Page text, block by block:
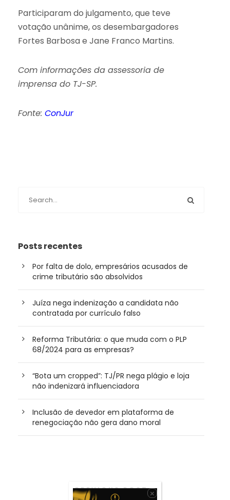
Participaram do julgamento, que teve
votação unânime, os desembargadores
Fortes Barbosa e Jane Franco Martins.
Com informações da assessoria de
imprensa do TJ-SP.
Fonte: ConJur
Posts recentes
Por falta de dolo, empresários acusados de
crime tributário são absolvidos
Juíza nega indenização a candidata não
contratada por currículo falso
Reforma Tributária: o que muda com o PLP
68/2024 para as empresas?
“Bota um cropped”: TJ/PR nega plágio e loja
não indenizará influenciadora
Inclusão de devedor em plataforma de
renegociação não gera dano moral
PREVIOUS POST ×